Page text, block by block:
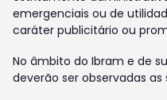
emergenciais ou de
caráter publicitário ou
No âmbito do Ibram e de
deverão ser observadas